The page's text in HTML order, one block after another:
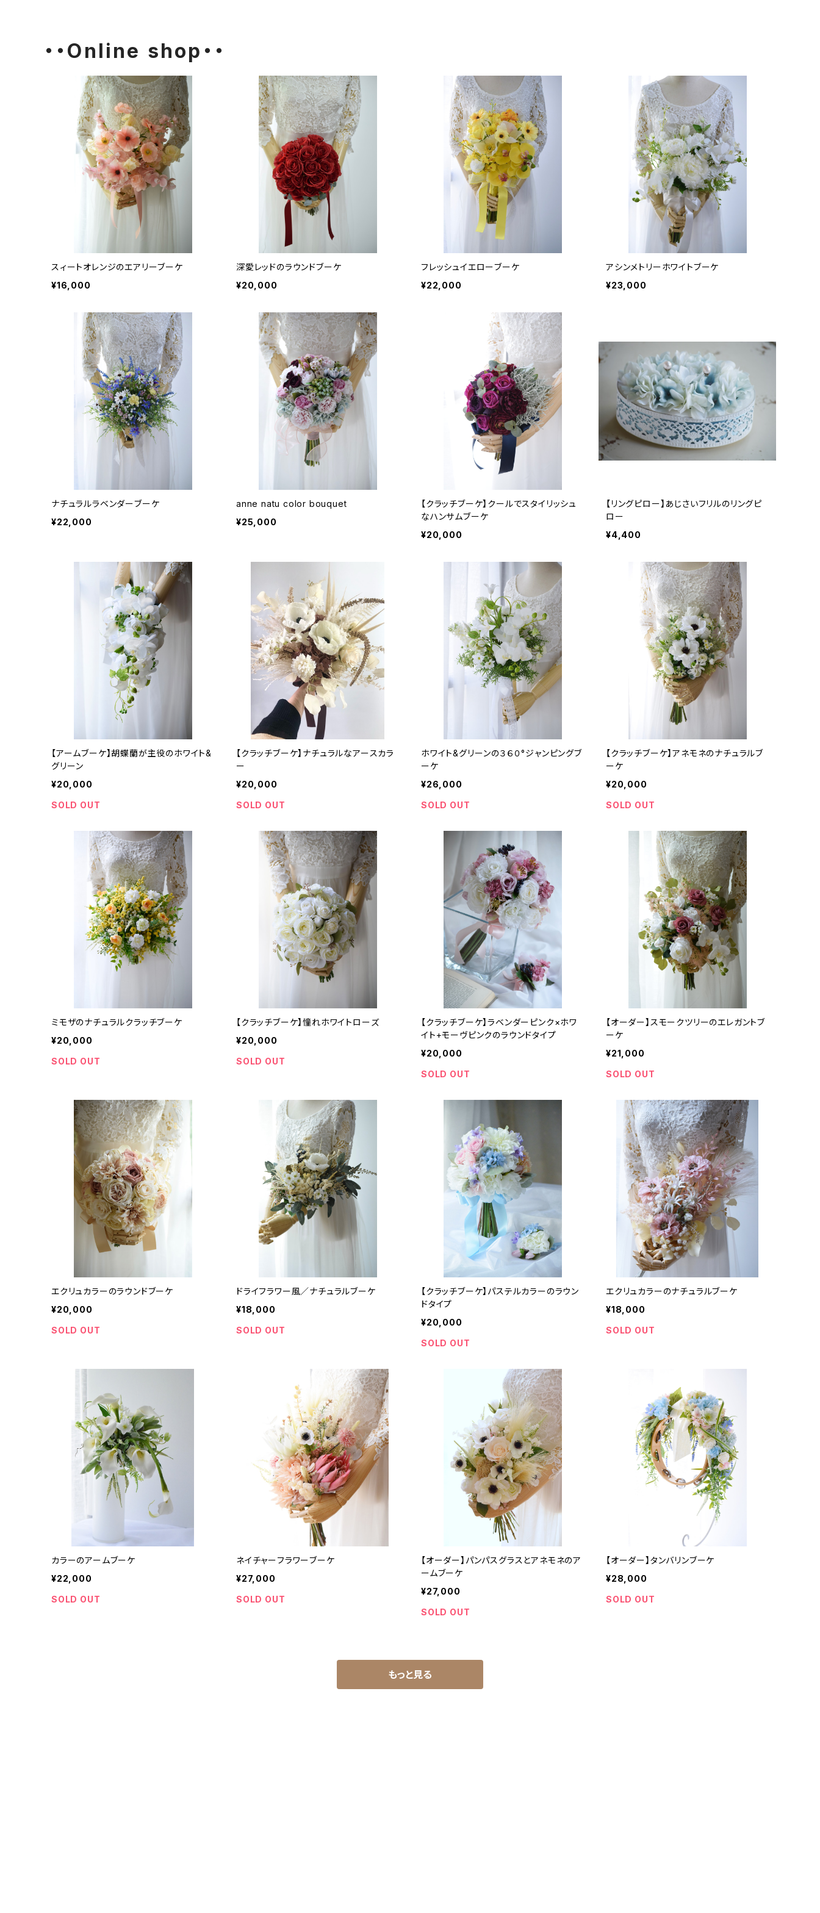
・・Online shop・・
スィートオレンジのエアリーブーケ
¥16,000
深愛レッドのラウンドブーケ
¥20,000
フレッシュイエローブーケ
¥22,000
アシンメトリーホワイトブーケ
¥23,000
ナチュラルラベンダーブーケ
¥22,000
anne natu color bouquet
¥25,000
【クラッチブーケ】クールでスタイリッシュ
なハンサムブーケ
¥20,000
【リングピロー】あじさいフリルのリングピ
ロー
¥4,400
【アームブーケ】胡蝶蘭が主役のホワイト&
グリーン
¥20,000
SOLD OUT
【クラッチブーケ】ナチュラルなアースカラ
ー
¥20,000
SOLD OUT
ホワイト&グリーンの３６０°ジャンピングブ
ーケ
¥26,000
SOLD OUT
【クラッチブーケ】アネモネのナチュラルブ
ーケ
¥20,000
SOLD OUT
ミモザのナチュラルクラッチブーケ
¥20,000
SOLD OUT
【クラッチブーケ】憧れホワイトローズ
¥20,000
SOLD OUT
【クラッチブーケ】ラベンダーピンク×ホワ
イト+モーヴピンクのラウンドタイプ
¥20,000
SOLD OUT
【オーダー】スモークツリーのエレガントブ
ーケ
¥21,000
SOLD OUT
エクリュカラーのラウンドブーケ
¥20,000
SOLD OUT
ドライフラワー風／ナチュラルブーケ
¥18,000
SOLD OUT
【クラッチブーケ】パステルカラーのラウン
ドタイプ
¥20,000
SOLD OUT
エクリュカラーのナチュラルブーケ
¥18,000
SOLD OUT
カラーのアームブーケ
¥22,000
SOLD OUT
ネイチャーフラワーブーケ
¥27,000
SOLD OUT
【オーダー】パンパスグラスとアネモネのア
ームブーケ
¥27,000
SOLD OUT
【オーダー】タンバリンブーケ
¥28,000
SOLD OUT
もっと見る